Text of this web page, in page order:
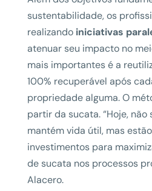
sustentabilidade, os
realizando iniciativas
atenuar seu impacto no
mais importantes é a
100% recuperável após
propriedade alguma. O
partir da sucata. “Hoje,
mantém vida útil, mas
investimentos para
de sucata nos processos
Alacero.